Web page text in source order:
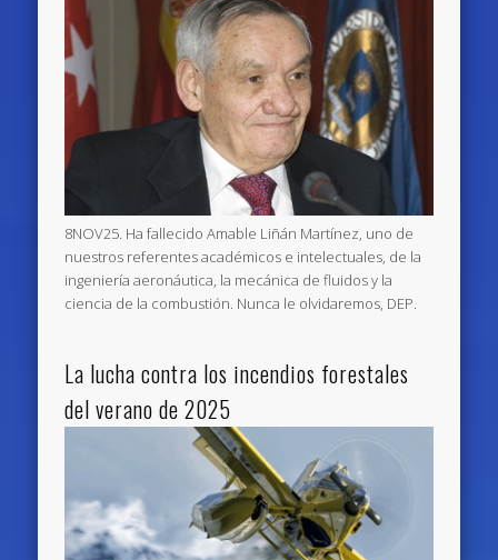
8NOV25. Ha fallecido Amable Liñán Martínez, uno de
nuestros referentes académicos e intelectuales, de la
ingeniería aeronáutica, la mecánica de fluidos y la
ciencia de la combustión. Nunca le olvidaremos, DEP.
La lucha contra los incendios forestales
del verano de 2025